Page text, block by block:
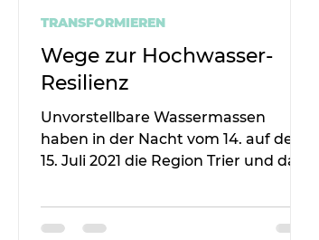
Wege zur Hochwasser-
Resilienz
Unvorstellbare Wassermassen
haben in der Nacht vom 14. auf den
15. Juli 2021 die Region Trier und das
Viele
TRANSFORMIEREN